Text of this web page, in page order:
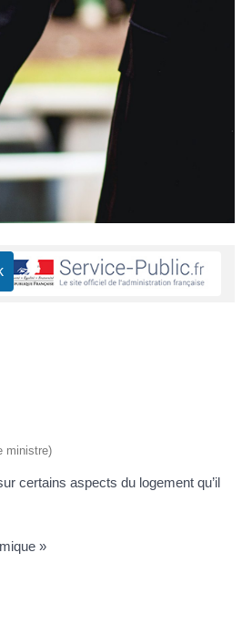
ministre)
certains aspects du logement qu’il
»